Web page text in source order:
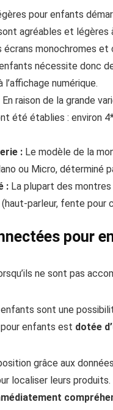
pour enfants
agréables et légères
écrans monochromes
nécessite donc
l’affichage numérique.
En raison de la grande
été établies : environ
: Le modèle de la
ou Micro, déterminé
: La plupart des
parleur, fente pour
pour
ne sont pas
sont une
enfants est dotée
grâce aux
localiser leurs